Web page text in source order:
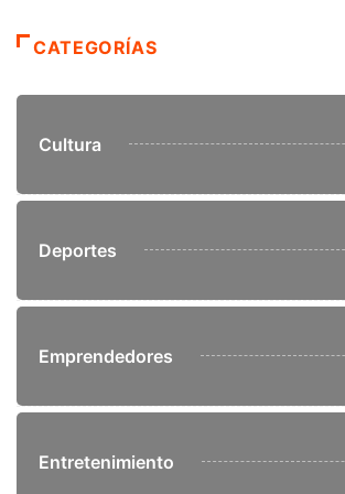
CATEGORÍAS
Cultura
Deportes
Emprendedores
Entretenimiento